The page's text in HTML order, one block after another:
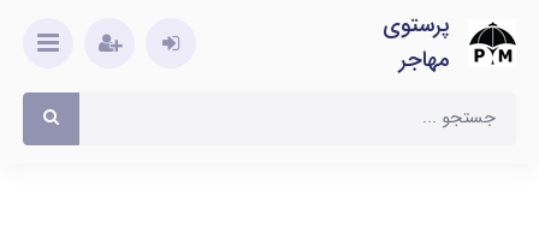
پرستوی
مهاجر